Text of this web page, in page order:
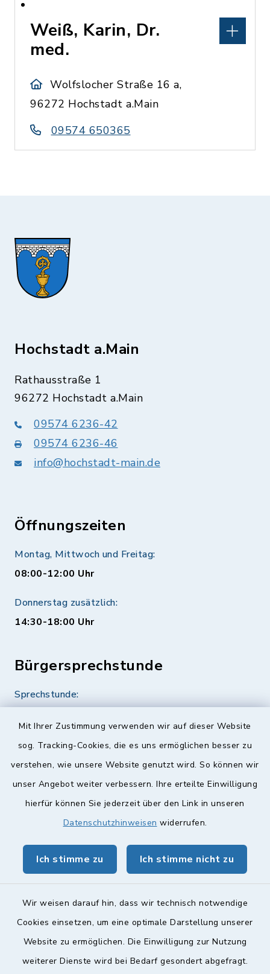
Mit Ihrer Zustimmung verwenden wir auf dieser Website
sog. Tracking-Cookies, die es uns ermöglichen besser zu
verstehen, wie unsere Website genutzt wird. So können wir
unser Angebot weiter verbessern. Ihre erteilte Einwilligung
hierfür können Sie jederzeit über den Link in unseren
Datenschutzhinweisen widerrufen.
Ich stimme zu Ich stimme nicht zu
Wir weisen darauf hin, dass wir technisch notwendige
Cookies einsetzen, um eine optimale Darstellung unserer
Website zu ermöglichen. Die Einwilligung zur Nutzung
weiterer Dienste wird bei Bedarf gesondert abgefragt.
Weiß, Karin, Dr.
med.
Wolfslocher Straße 16 a,
96272 Hochstadt a.Main
09574 650365
Hochstadt a.Main
Rathausstraße 1
96272 Hochstadt a.Main
09574 6236-42
09574 6236-46
info@hochstadt-main.de
Öffnungszeiten
Montag, Mittwoch und Freitag:
08:00-12:00 Uhr
Donnerstag zusätzlich:
14:30-18:00 Uhr
Bürgersprechstunde
Sprechstunde:
Quicklinks
Landkreis Lichtenfels
geoPortal Lichtenfels